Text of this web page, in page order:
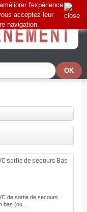
l'expérience
acceptez leur
navigation.
sortie de secours Bas
de sortie de secours
bas (ou...